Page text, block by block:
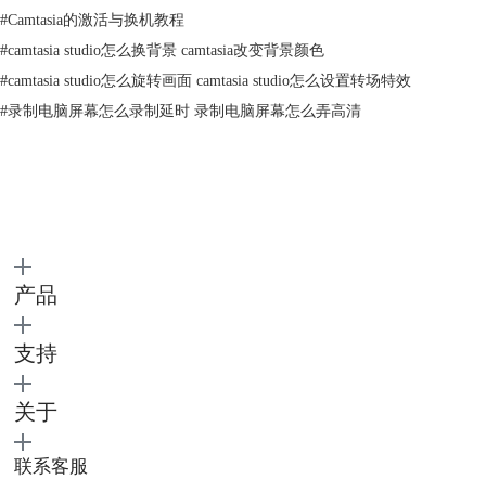
#Camtasia的激活与换机教程
#camtasia studio怎么换背景 camtasia改变背景颜色
#camtasia studio怎么旋转画面 camtasia studio怎么设置转场特效
#录制电脑屏幕怎么录制延时 录制电脑屏幕怎么弄高清
产品
支持
关于
联系客服